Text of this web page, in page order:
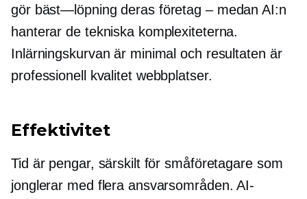
gör bäst—löpning deras företag – medan AI:n
hanterar de tekniska komplexiteterna.
Inlärningskurvan är minimal och resultaten är
professionell kvalitetwebbplatser.
Effektivitet
Tid är pengar, särskilt för småföretagare som
jonglerar med flera ansvarsområden. AI-